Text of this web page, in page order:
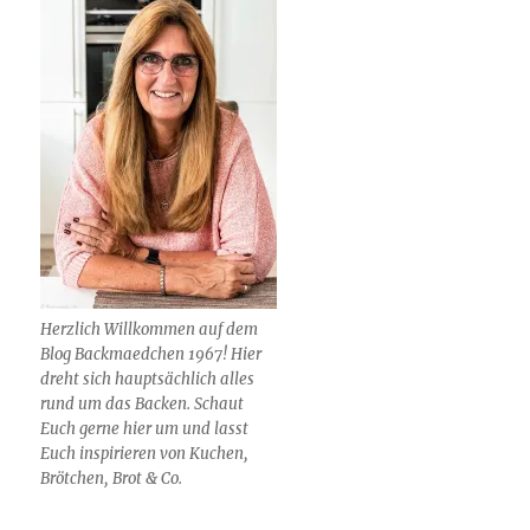
Herzlich Willkommen auf dem
Blog Backmaedchen 1967! Hier
dreht sich hauptsächlich alles
rund um das Backen. Schaut
Euch gerne hier um und lasst
Euch inspirieren von Kuchen,
Brötchen, Brot & Co.